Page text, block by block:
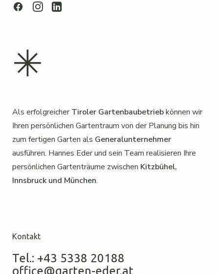
✳︎
Als erfolgreicherTiroler Gartenbaubetriebkönnen wir
Ihren persönlichen Gartentraum von der Planung bis hin
zum fertigen Garten als Generalunternehmer
ausführen. Hannes Eder und sein Team realisieren Ihre
persönlichen Gartenträume zwischen Kitzbühel,
Innsbruck und München.
Kontakt
Tel.: +43 5338 20188
office@garten-eder.at